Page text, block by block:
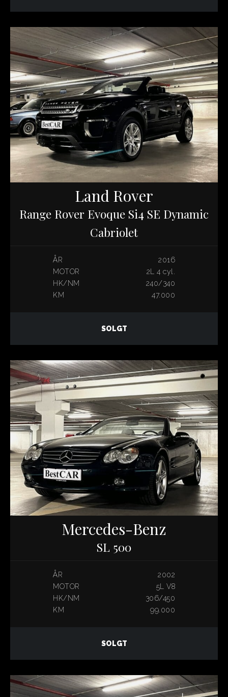
Land Rover
Range Rover Evoque Si4 SE Dynamic
Cabriolet
ÅR
2016
MOTOR
2L 4 cyl.
HK/NM
240/340
KM
47.000
SOLGT
Mercedes-Benz
SL 500
ÅR
2002
MOTOR
5L V8
HK/NM
306/450
KM
99.000
SOLGT